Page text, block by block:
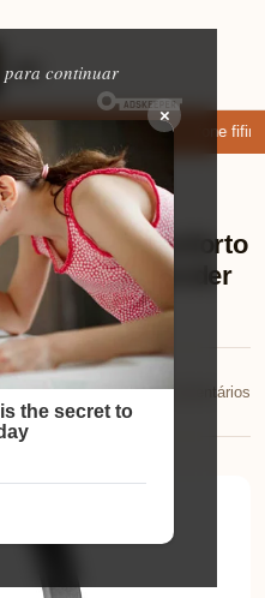
para continuar
×
fotos e vídeos Microfone fifine
H570E: conforto
vão surpreender
📅 29/01/2026💬 0 comentários